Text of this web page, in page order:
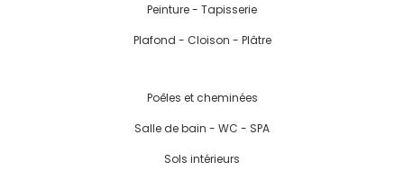
Peinture - Tapisserie
Plafond - Cloison - Plâtre
Poêles et cheminées
Salle de bain - WC - SPA
Sols intérieurs